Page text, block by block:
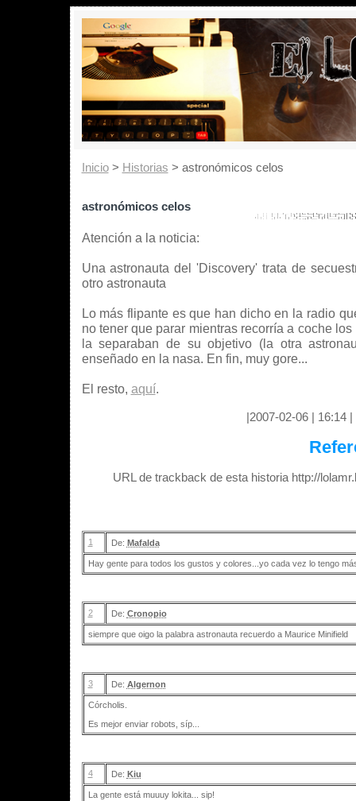
Inicio> Historias > astronómicos celos
astronómicos celos
Atención a la noticia:
Una astronauta del 'Discovery' trata de
otro astronauta
Lo más flipante es que han dicho en la radio
no tener que parar mientras recorría a coche
la separaban de su objetivo (la otra
enseñado en la nasa. En fin, muy gore...
El resto, aquí.
|2007-02-06 | 16:14
URL de trackback de esta historia http://
1 De: Mafalda
Hay gente para todos los gustos y colores...yo cada vez lo tengo
2 De: Cronopio
siempre que oigo la palabra astronauta recuerdo a Maurice Minifield
3 De: Algernon
Córcholis.
Es mejor enviar robots, síp...
4 De: Kiu
La gente está muuuy lokita... sip!